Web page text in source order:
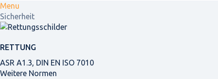
Menu
Sicherheit
RETTUNG
ASR A1.3, DIN EN ISO 7010
Weitere Normen